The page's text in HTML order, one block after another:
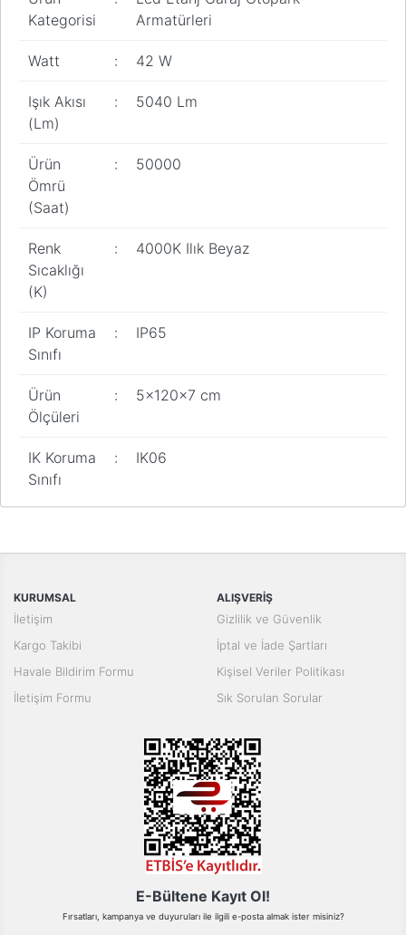
Kategorisi
Armatürleri
Watt : 42 W
Işık Akısı
(Lm)
: 5040 Lm
Ürün
Ömrü
(Saat)
: 50000
Renk
Sıcaklığı
(K)
: 4000K Ilık Beyaz
IP Koruma
Sınıfı
: IP65
Ürün
Ölçüleri
: 5x120x7 cm
IK Koruma
Sınıfı
: IK06
Yorum Yaz
Bu ürünün fiyat bilgisi, resim, ürün açıklamalarında ve diğer
Ürün resmi kalitesiz, bozuk veya görüntülenemiyor.
Ürün fiyatı diğer sitelerden daha pahalı.
Bu ürüne benzer farklı alternatifler olmalı.
Gönder
KURUMSAL
İletişim
Kargo Takibi
Havale Bildirim Formu
İletişim Formu
ALIŞVERİŞ
Gizlilik ve Güvenlik
İptal ve İade Şartları
Kişisel Veriler Politikası
Sık Sorulan Sorular
E-Bültene Kayıt Ol!
Fırsatları, kampanya ve duyuruları ile ilgili e-posta almak ister misiniz?